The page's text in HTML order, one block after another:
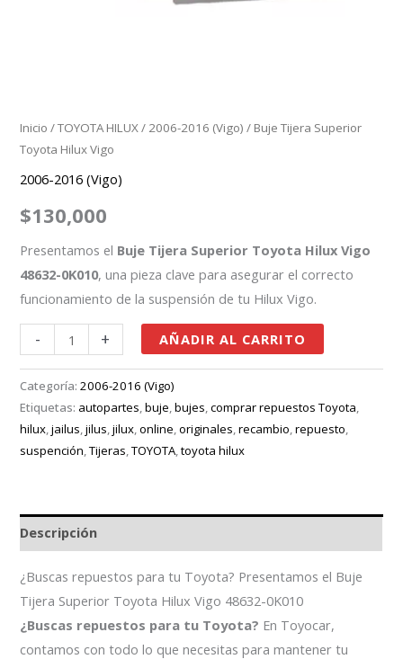
Inicio /TOYOTA HILUX/ 2006-2016 (Vigo) / Buje Tijera Superior
Toyota Hilux Vigo
2006-2016 (Vigo)
$130,000
Presentamos el Buje Tijera Superior Toyota Hilux Vigo
48632-0K010, una pieza clave para asegurar el correcto
funcionamiento de la suspensión de tu Hilux Vigo.
- + AÑADIR AL CARRITO
Categoría:2006-2016 (Vigo)
Etiquetas: autopartes,buje,bujes,comprar repuestos Toyota,
hilux,jailus,jilus,jilux,online,originales,recambio,repuesto,
suspención,Tijeras,TOYOTA,toyota hilux
Descripción
¿Buscas repuestos para tu Toyota? Presentamos el Buje
Tijera Superior Toyota Hilux Vigo 48632-0K010
¿Buscas repuestos para tu Toyota? En Toyocar,
contamos con todo lo que necesitas para mantener tu